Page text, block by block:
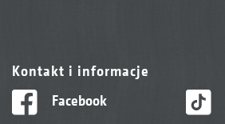
Kontakt i informacje
Facebook